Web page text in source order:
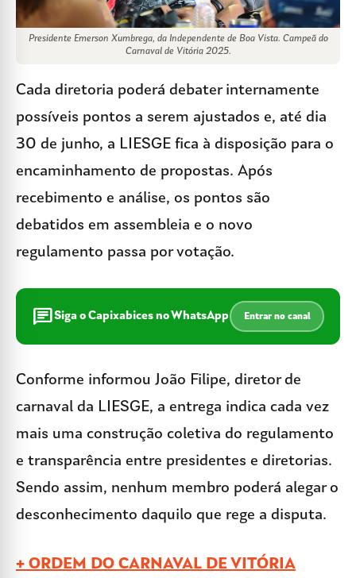
Presidente Emerson Xumbrega, da Independente de Boa Vista. Campeã do
Carnaval de Vitória 2025.
Cada diretoria poderá debater internamente
possíveis pontos a serem ajustados e, até dia
30 de junho, a LIESGE fica à disposição para o
encaminhamento de propostas. Após
recebimento e análise, os pontos são
debatidos em assembleia e o novo
regulamento passa por votação.
chatSiga o Capixabices no WhatsApp Entrar no canal
Conforme informou João Filipe, diretor de
carnaval da LIESGE, a entrega indica cada vez
mais uma construção coletiva do regulamento
e transparência entre presidentes e diretorias.
Sendo assim, nenhum membro poderá alegar o
desconhecimento daquilo que rege a disputa.
+ ORDEM DO CARNAVAL DE VITÓRIA